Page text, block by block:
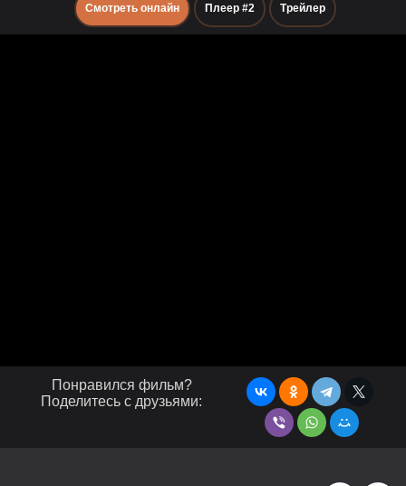
Смотреть онлайн Плеер #2 Трейлер
Понравился фильм?
Поделитесь с друзьями: